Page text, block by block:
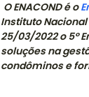
O ENACOND é o
Instituto
25/03/2022 o 5º
soluções na
condôminos e